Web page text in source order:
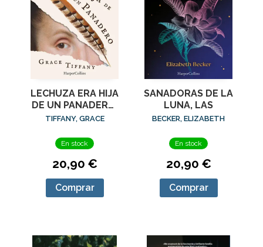
LECHUZA ERA HIJA
DE UN PANADERO,
LA
TIFFANY, GRACE
En stock
20,90 €
Comprar
SANADORAS DE LA
LUNA, LAS
BECKER, ELIZABETH
En stock
20,90 €
Comprar